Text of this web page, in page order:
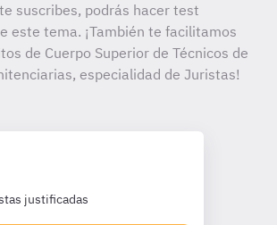
suscribes, podrás hacer test
este tema. ¡También te facilitamos
de Cuerpo Superior de Técnicos de
especialidad de Juristas!
justificadas